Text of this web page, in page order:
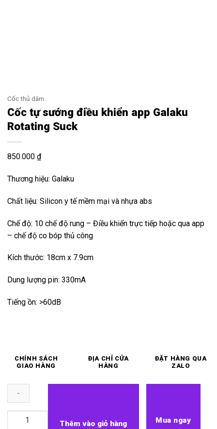
Cốc thủ dâm
Cốc tự sướng điều khiển app Galaku
Rotating Suck
850.000 ₫
Thương hiệu: Galaku
Chất liệu: Silicon y tế mềm mại và nhựa abs
Chế độ: 10 chế độ rung – Điều khiển trực tiếp hoặc qua app
– chế độ co bóp thủ công
Kích thước: 18cm x 7.9cm
Dung lượng pin: 330mA
Tiếng ồn: >60dB
CHÍNH SÁCH
GIAO HÀNG
ĐỊA CHỈ CỬA
HÀNG
ĐẶT HÀNG QUA
ZALO
Thêm vào giỏ hàng Mua ngay